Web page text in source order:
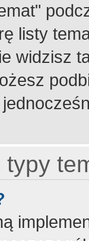
listy
widzisz
typy